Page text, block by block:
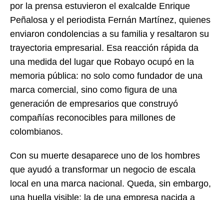
por la prensa estuvieron el exalcalde Enrique
Peñalosa y el periodista Fernán Martínez, quienes
enviaron condolencias a su familia y resaltaron su
trayectoria empresarial. Esa reacción rápida da
una medida del lugar que Robayo ocupó en la
memoria pública: no solo como fundador de una
marca comercial, sino como figura de una
generación de empresarios que construyó
compañías reconocibles para millones de
colombianos.
Con su muerte desaparece uno de los hombres
que ayudó a transformar un negocio de escala
local en una marca nacional. Queda, sin embargo,
una huella visible: la de una empresa nacida a